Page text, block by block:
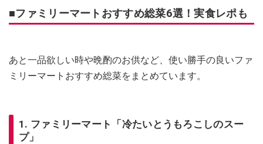
■ファミリーマートおすすめ総菜6選！実食レポも
あと一品欲しい時や晩酌のお供など、使い勝手の良いファ
ミリーマートおすすめ総菜をまとめています。
1. ファミリーマート「冷たいとうもろこしのスー
プ」